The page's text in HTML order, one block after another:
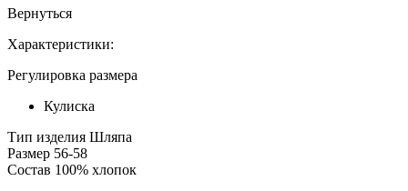
Вернуться
Характеристики:
Регулировка размера
Кулиска
Тип изделия Шляпа
Размер 56-58
Состав 100% хлопок